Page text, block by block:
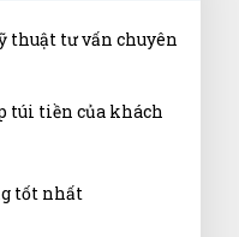
nhờ lên web thấy
trải ngiệm luôn
trước)
thuật tư vấn chuyên
túi tiền của khách
tốt nhất